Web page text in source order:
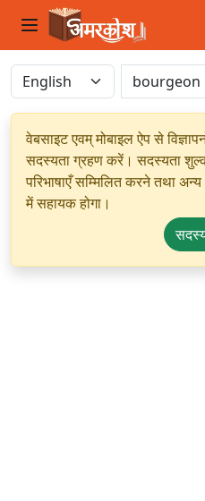
वेबसाइट एवम् मोबाइल ऐप से
सदस्यता ग्रहण करें। सदस्यता
परिभाषाएँ सम्मिलित करने तथा
में सहायक होगा।